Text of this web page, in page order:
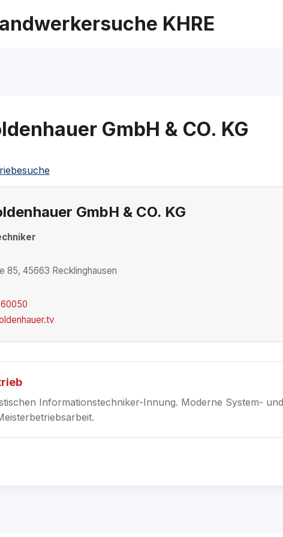
KHRE
GmbH & CO. KG
GmbH & CO. KG
85, 45663 Recklinghausen
Informationstechniker-Innung. Moderne System-